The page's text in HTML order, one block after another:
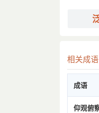
相关成语
成语
仰观俯